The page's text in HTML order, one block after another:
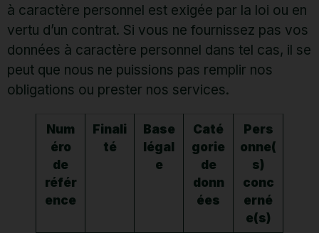
à caractère personnel est exigée par la loi ou en
vertu d’un contrat. Si vous ne fournissez pas vos
données à caractère personnel dans tel cas, il se
peut que nous ne puissions pas remplir nos
obligations ou prester nos services.
Num
éro
de
référ
ence
Finali
té
Base
légal
e
Caté
gorie
de
donn
ées
Pers
onne(
s)
conc
erné
e(s)